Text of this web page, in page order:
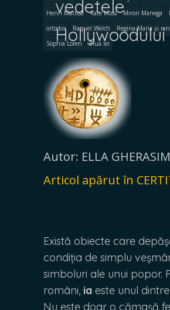
vedetele
Hollywoodului
Henri Matisse
Kate Moss Miron Manega
ortodox
Raquel Welch
Regina Maria și
Sophia Loren
Ziua Iei
Autor: ELLA GHERASIM
Articol apărut în
Există obiecte care
condiția de simplu
simboluri ale unui popor.
români, ia este unul
Nu este doar o cămașă